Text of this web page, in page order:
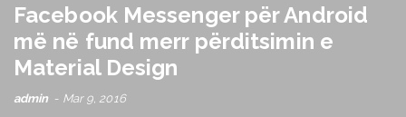
Facebook Messenger për Android
më në fund merr përditsimin e
Material Design
admin Mar 9, 2016